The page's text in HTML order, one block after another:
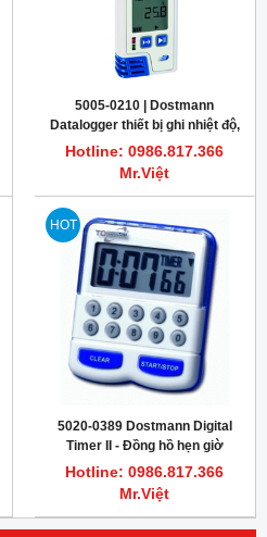
5005-0210 | Dostmann
Datalogger thiết bị ghi nhiệt độ,
độ ầm LOG210 PDF
Hotline: 0986.817.366
Mr.Việt
HOT
5020-0389 Dostmann Digital
Timer II - Đồng hồ hẹn giờ
phòng thí nghiệm
Hotline: 0986.817.366
Mr.Việt